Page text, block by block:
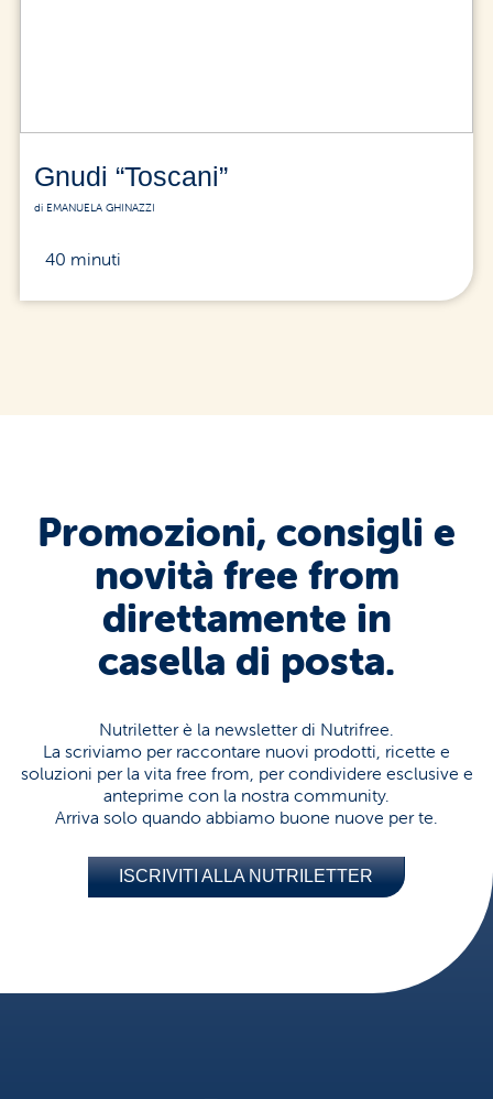
Gnudi “Toscani”
di EMANUELA GHINAZZI
40 minuti
Promozioni, consigli e
novità free from
direttamente in
casella di posta.
Nutriletter è la newsletter di Nutrifree.
La scriviamo per raccontare nuovi prodotti, ricette e
soluzioni per la vita free from, per condividere esclusive e
anteprime con la nostra community.
Arriva solo quando abbiamo buone nuove per te.
ISCRIVITI ALLA NUTRILETTER